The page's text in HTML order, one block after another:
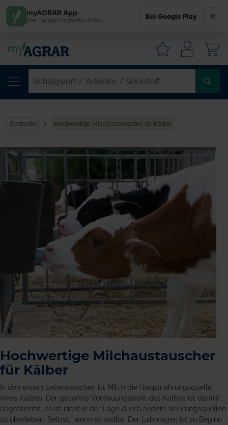
Startseite Hochwertige Milchaustauscher für Kälber
Hochwertige Milchaustauscher
für Kälber
In den ersten Lebenswochen ist Milch die Hauptnahrungsquelle
eines Kalbes. Der gesamte Verdauungstrakt des Kalbes ist darauf
abgestimmt, es ist nicht in der Lage durch andere Nahrungsquellen
zu überleben. Selbst, wenn es wollte. Der Labmagen ist zu Beginn
myAGRAR App
Der Landwirtschafts-Shop Bei Google Play